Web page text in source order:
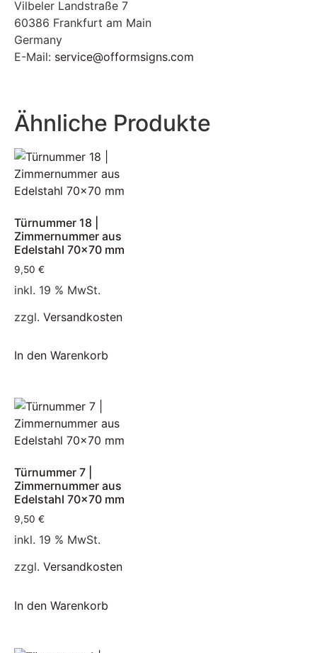
Vilbeler Landstraße 7
60386 Frankfurt am Main
Germany
E-Mail: service@offormsigns.com
Ähnliche Produkte
Türnummer 18 |
Zimmernummer aus
Edelstahl 70×70 mm
9,50 €
inkl. 19 % MwSt.
zzgl. Versandkosten
In den Warenkorb
Türnummer 7 |
Zimmernummer aus
Edelstahl 70×70 mm
9,50 €
inkl. 19 % MwSt.
zzgl. Versandkosten
In den Warenkorb